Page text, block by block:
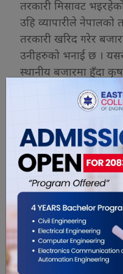
तरकारी मिसावट
उहि व्यापारीले
तरकारी खरिद गरेर
उनीहरुको भनाई छ ।
स्थानीय बजारमा हुँदा
कृषकको बुझाई छ ।
कृषकले रंगेली
लगानी गरेपनि उत्पादन
स्थानीय पहिचान
रंगेली नगरपालिकाका
कुमार साहका अनुसार
लागि कोल्ड स्टोर
पुगेको छ । यो बनिरहेको
रहेको उनी बताउँछन् ।